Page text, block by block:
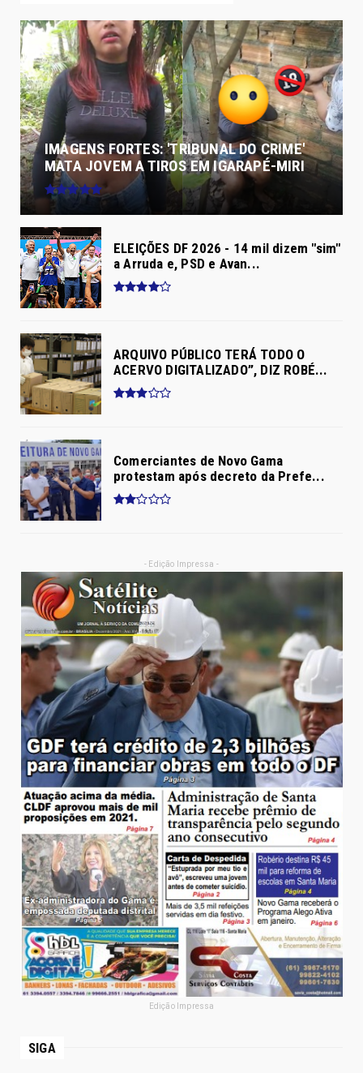
IMAGENS FORTES: 'TRIBUNAL DO CRIME'
MATA JOVEM A TIROS EM IGARAPÉ-MIRI
ELEIÇÕES DF 2026 - 14 mil dizem "sim"
a Arruda e, PSD e Avan...
ARQUIVO PÚBLICO TERÁ TODO O
ACERVO DIGITALIZADO”, DIZ ROBÉ...
Comerciantes de Novo Gama
protestam após decreto da Prefe...
- Edição Impressa -
Edição Impressa
SIGA